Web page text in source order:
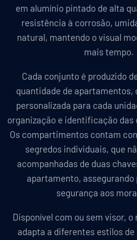
em alumínio pintado de alta
resistência à corrosão,
natural, mantendo o visual
mais tempo.
Cada conjunto é produzido
quantidade de apartamentos,
personalizada para cada
organização e identificação das
Os compartimentos contam
segredos individuais, que
acompanhadas de duas
apartamento, assegurando
segurança aos
Disponível com ou sem visor, o
adapta a diferentes estilos